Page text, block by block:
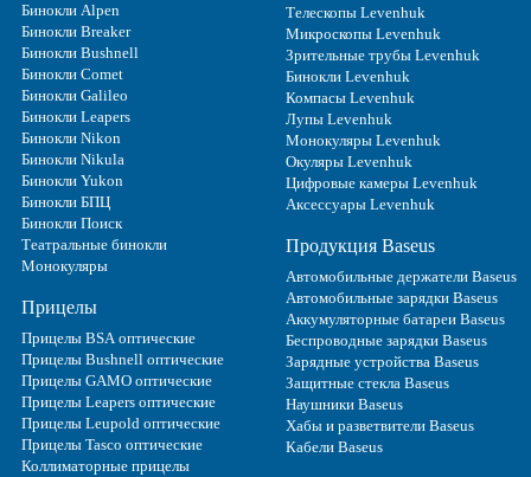
Бинокли Alpen
Бинокли Breaker
Бинокли Bushnell
Бинокли Comet
Бинокли Galileo
Бинокли Leapers
Бинокли Nikon
Бинокли Nikula
Бинокли Yukon
Бинокли БПЦ
Бинокли Поиск
Театральные бинокли
Монокуляры
Прицелы
Прицелы BSA оптические
Прицелы Bushnell оптические
Прицелы GAMO оптические
Прицелы Leapers оптические
Прицелы Leupold оптические
Прицелы Tasco оптические
Коллиматорные прицелы
Телескопы Levenhuk
Микроскопы Levenhuk
Зрительные трубы Levenhuk
Бинокли Levenhuk
Компасы Levenhuk
Лупы Levenhuk
Монокуляры Levenhuk
Окуляры Levenhuk
Цифровые камеры Levenhuk
Аксессуары Levenhuk
Продукция Baseus
Автомобильные держатели Baseus
Автомобильные зарядки Baseus
Аккумуляторные батареи Baseus
Беспроводные зарядки Baseus
Зарядные устройства Baseus
Защитные стекла Baseus
Наушники Baseus
Хабы и разветвители Baseus
Кабели Baseus